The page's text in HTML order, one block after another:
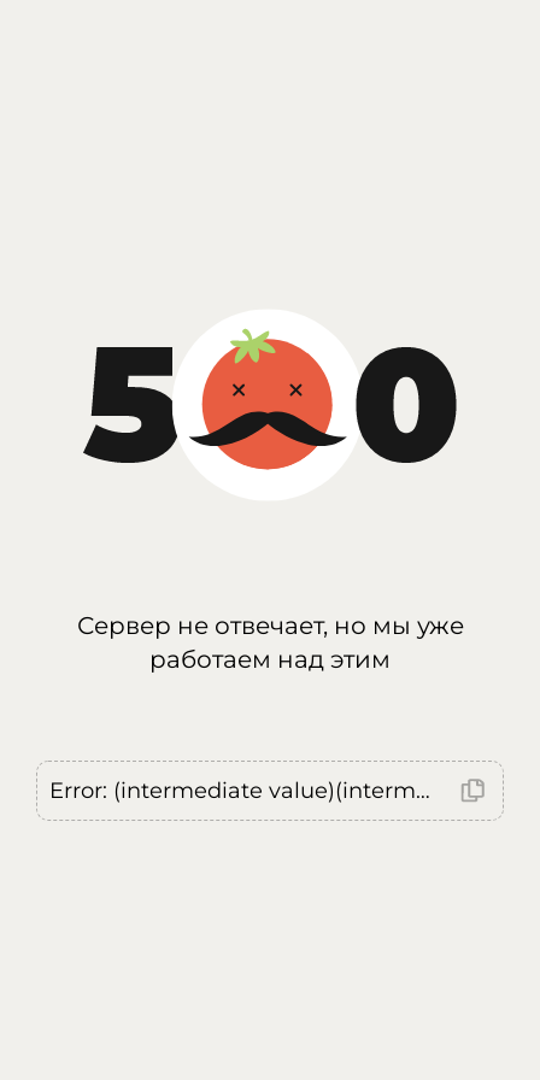
Сервер не отвечает, но мы уже
работаем над этим
Error: (intermediate value)(intermediate value)(intermediate value).replaceAll is not a function